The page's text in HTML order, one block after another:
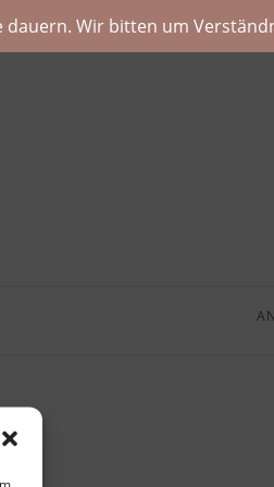
dauern. Wir bitten um